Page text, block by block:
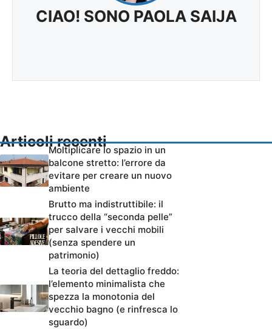
CIAO! SONO PAOLA SAIJA
Articoli recenti
Moltiplicare lo spazio in un
balcone stretto: l’errore da
evitare per creare un nuovo
ambiente
Brutto ma indistruttibile: il
trucco della “seconda pelle”
per salvare i vecchi mobili
(senza spendere un
patrimonio)
La teoria del dettaglio freddo:
l’elemento minimalista che
spezza la monotonia del
vecchio bagno (e rinfresca lo
sguardo)